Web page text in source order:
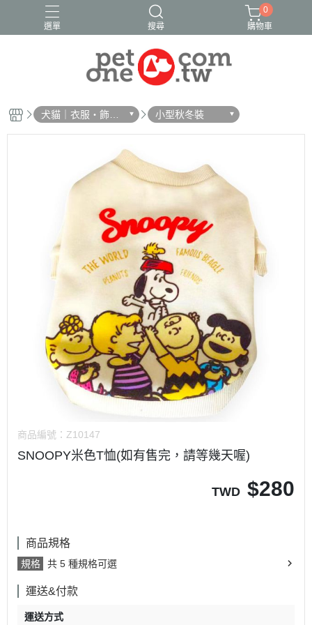
選單 搜尋
0
購物車
犬貓｜衣服・飾
品・雨衣
小型秋冬裝
商品編號： Z10147
SNOOPY米色T恤(如有售完，請等幾天喔)
TWD $280
商品規格
規格 共 5 種規格可選
運送&付款
運送方式